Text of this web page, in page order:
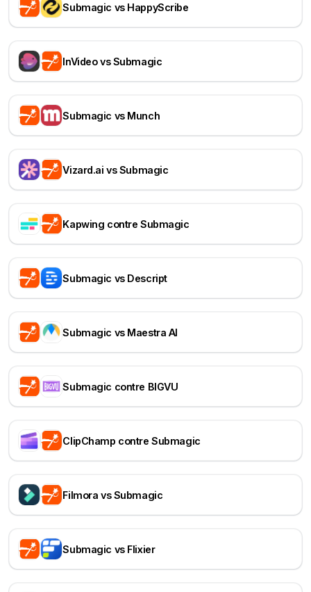
Submagic vs HappyScribe
InVideo vs Submagic
Submagic vs Munch
Vizard.ai vs Submagic
Kapwing contre Submagic
Submagic vs Descript
Submagic vs Maestra AI
Submagic contre BIGVU
ClipChamp contre Submagic
Filmora vs Submagic
Submagic vs Flixier